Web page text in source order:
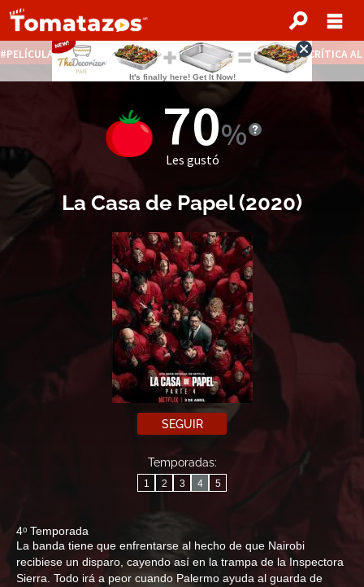
PELÍCULAS STREAMING GRATIS NOTICIAS DESTACADAS CRÍTICA
70
Les gustó
La Casa de Papel(2020)
SEGUIR
Temporadas:
1 2 3 4 5
4ᵒ Temporada
La banda tiene que enfrentarse al hecho de que Nairobi
recibiese un disparo, cayendo así en la trampa de la Inspectora
Sierra. Todo irá a peor cuando Palermo ayuda al guarda de